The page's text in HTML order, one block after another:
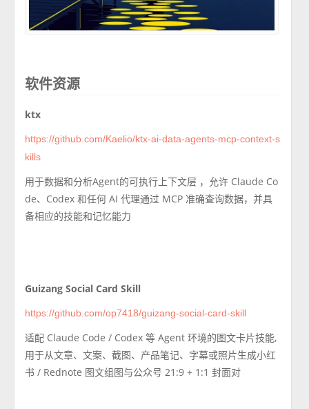
软件资源
ktx
https://github.com/Kaelio/ktx-ai-data-agents-mcp-context-s
kills
用于数据和分析Agent的可执行上下文层 ，允许 Claude Co
de、Codex 和任何 AI 代理通过 MCP 准确查询数据，并具
备相应的技能和记忆能力
Guizang Social Card Skill
https://github.com/op7418/guizang-social-card-skill
适配 Claude Code / Codex 等 Agent 环境的图文卡片技能,
用于从文章、文案、截图、产品笔记、字幕或照片生成小红
书 / Rednote 图文组图与公众号 21:9 + 1:1 封面对